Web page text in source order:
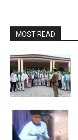
MOST READ